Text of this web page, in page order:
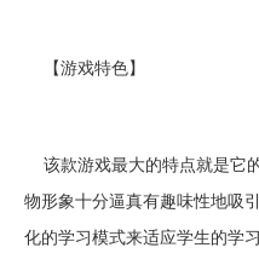
【游戏特色】
该款游戏最大的特点就是它
物形象十分逼真有趣味性地吸
化的学习模式来适应学生的学